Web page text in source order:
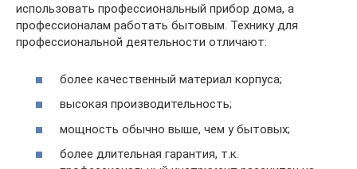
использовать профессиональный прибор дома, а
профессионалам работать бытовым. Технику для
профессиональной деятельности отличают:
более качественный материал корпуса;
высокая производительность;
мощность обычно выше, чем у бытовых;
более длительная гарантия, т.к.